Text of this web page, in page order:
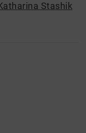
Stashik